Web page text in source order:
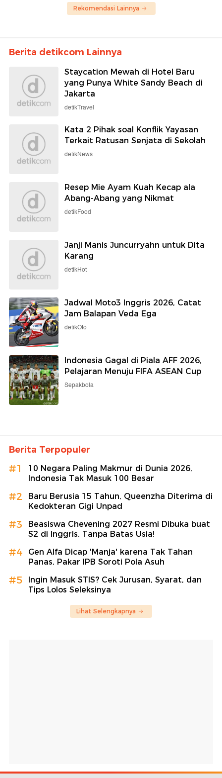
Rekomendasi Lainnya
Berita detikcom Lainnya
Staycation Mewah di Hotel Baru
yang Punya White Sandy Beach di
Jakarta
detikTravel
Kata 2 Pihak soal Konflik Yayasan
Terkait Ratusan Senjata di Sekolah
detikNews
Resep Mie Ayam Kuah Kecap ala
Abang-Abang yang Nikmat
detikFood
Janji Manis Juncurryahn untuk Dita
Karang
detikHot
Jadwal Moto3 Inggris 2026, Catat
Jam Balapan Veda Ega
detikOto
Indonesia Gagal di Piala AFF 2026,
Pelajaran Menuju FIFA ASEAN Cup
Sepakbola
Berita Terpopuler
#1
10 Negara Paling Makmur di Dunia 2026,
Indonesia Tak Masuk 100 Besar
#2
Baru Berusia 15 Tahun, Queenzha Diterima di
Kedokteran Gigi Unpad
#3
Beasiswa Chevening 2027 Resmi Dibuka buat
S2 di Inggris, Tanpa Batas Usia!
#4
Gen Alfa Dicap 'Manja' karena Tak Tahan
Panas, Pakar IPB Soroti Pola Asuh
#5
Ingin Masuk STIS? Cek Jurusan, Syarat, dan
Tips Lolos Seleksinya
Lihat Selengkapnya